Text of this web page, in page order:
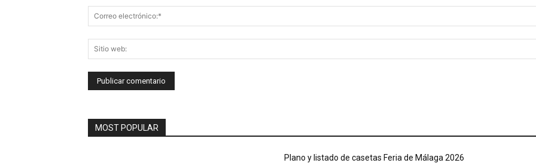
MOST POPULAR
Plano y listado de casetas Feria de Málaga 2026